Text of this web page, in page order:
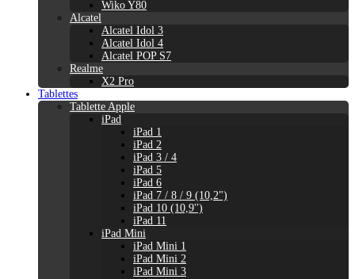
Wiko Y80
Alcatel
Alcatel Idol 3
Alcatel Idol 4
Alcatel POP S7
Realme
X2 Pro
Tablettes
Tablette Apple
iPad
iPad 1
iPad 2
iPad 3 / 4
iPad 5
iPad 6
iPad 7 / 8 / 9 (10,2")
iPad 10 (10,9'')
iPad 11
iPad Mini
iPad Mini 1
iPad Mini 2
iPad Mini 3